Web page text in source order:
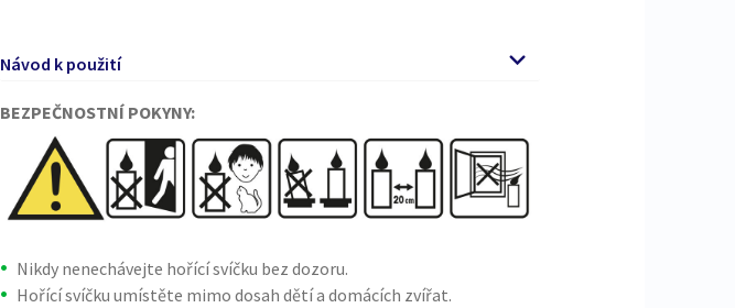
Návod k použití
BEZPEČNOSTNÍ POKYNY:
Nikdy nenechávejte hořící svíčku bez dozoru.
Hořící svíčku umístěte mimo dosah dětí a domácích zvířat.